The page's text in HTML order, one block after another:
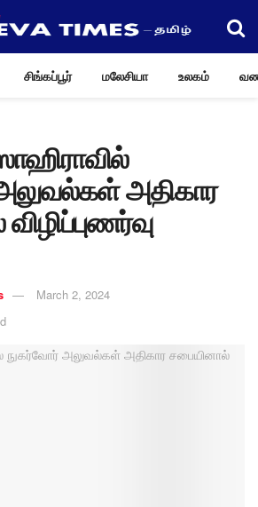
சிங்கப்பூர் மலேசியா உலகம்
அதிகார
March 2, 2024